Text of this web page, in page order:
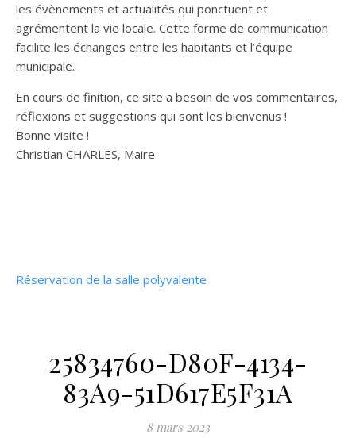
les évènements et actualités qui ponctuent et
agrémentent la vie locale. Cette forme de communication
facilite les échanges entre les habitants et l’équipe
municipale.
En cours de finition, ce site a besoin de vos commentaires,
réflexions et suggestions qui sont les bienvenus !
Bonne visite !
Christian CHARLES, Maire
Réservation de la salle polyvalente
25834760-D80F-4134-
83A9-51D617E5F31A
8 mars 2023